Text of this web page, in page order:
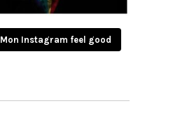
Mon Instagram feel good